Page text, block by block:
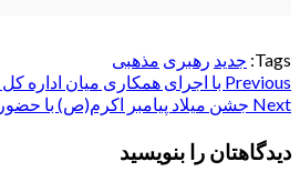
Tags: جدید رهبری مذهبی
Post
navigation
Previous با اجرای همکاری میان اداره کل
Next جشن میلاد پیامبر اکرم(ص) با
دیدگاهتان را بنویسید